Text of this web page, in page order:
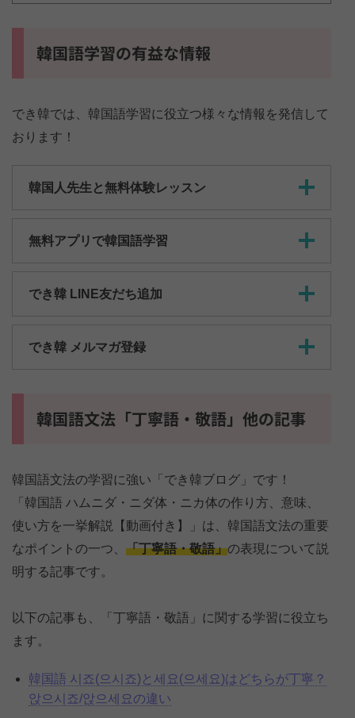
韓国語学習の有益な情報
でき韓では、韓国語学習に役立つ様々な情報を発信して
おります！
韓国人先生と無料体験レッスン
無料アプリで韓国語学習
でき韓 LINE友だち追加
でき韓 メルマガ登録
韓国語文法「丁寧語・敬語」他の記事
韓国語文法の学習に強い「でき韓ブログ」です！
「韓国語 ハムニダ・ニダ体・ニカ体の作り方、意味、
使い方を一挙解説【動画付き】」は、韓国語文法の重要
なポイントの一つ、 「丁寧語・敬語」の表現について説
明する記事です。
以下の記事も、「丁寧語・敬語」に関する学習に役立ち
ます。
韓国語 시죠(으시죠)と세요(으세요)はどちらが丁寧？
앉으시죠/앉으세요の違い